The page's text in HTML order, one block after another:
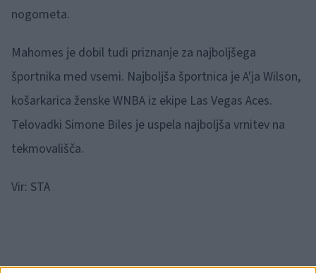
nogometa.
Mahomes je dobil tudi priznanje za najboljšega
športnika med vsemi. Najboljša športnica je A'ja Wilson,
košarkarica ženske WNBA iz ekipe Las Vegas Aces.
Telovadki Simone Biles je uspela najboljša vrnitev na
tekmovališča.
Vir: STA